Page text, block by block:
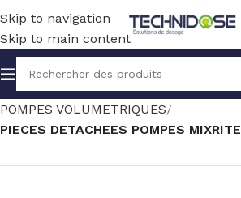
Skip to navigation
Skip to main content
Accueil TRAITEMENT EAU DOSAGE
POMPES VOLUMETRIQUES
PIECES DETACHEES POMPES MIXRITE